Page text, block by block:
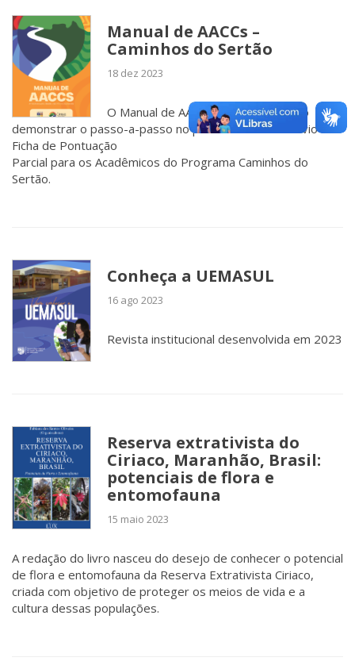
Manual de AACCs –
Caminhos do Sertão
18 dez 2023
O Manual de AACCs tem por objetivo
demonstrar o passo-a-passo no preenchimento e envio da
Ficha de Pontuação
Parcial para os Acadêmicos do Programa Caminhos do
Sertão.
Conheça a UEMASUL
16 ago 2023
Revista institucional desenvolvida em 2023
Reserva extrativista do
Ciriaco, Maranhão, Brasil:
potenciais de flora e
entomofauna
15 maio 2023
A redação do livro nasceu do desejo de conhecer o potencial
de flora e entomofauna da Reserva Extrativista Ciriaco,
criada com objetivo de proteger os meios de vida e a
cultura dessas populações.